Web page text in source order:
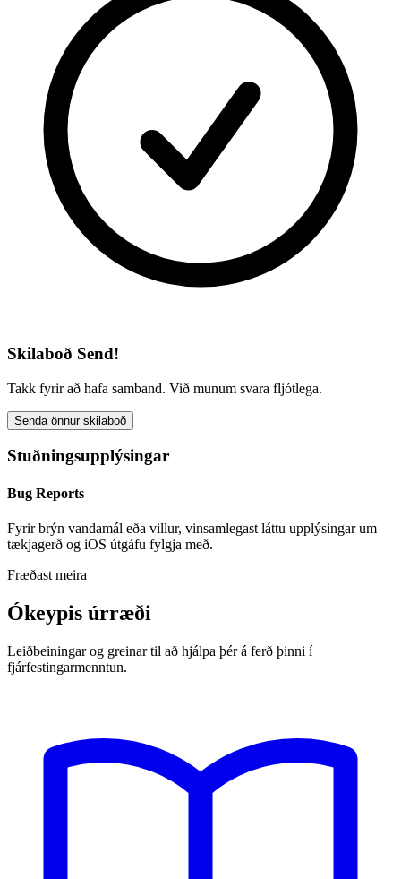
Skilaboð Send!
Takk fyrir að hafa samband. Við munum svara fljótlega.
Senda önnur skilaboð
Stuðningsupplýsingar
Bug Reports
Fyrir brýn vandamál eða villur, vinsamlegast láttu upplýsingar um
tækjagerð og iOS útgáfu fylgja með.
Fræðast meira
Ókeypis úrræði
Leiðbeiningar og greinar til að hjálpa þér á ferð þinni í
fjárfestingarmenntun.